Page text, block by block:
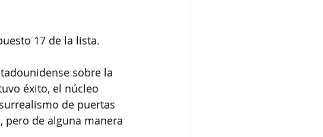
17 de la lista.
sobre la
éxito, el núcleo
de puertas
pero de alguna manera